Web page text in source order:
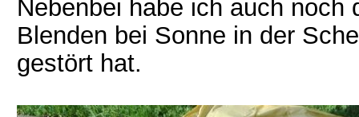
Nebenbei habe ich auch
Blenden bei Sonne in der
gestört hat.